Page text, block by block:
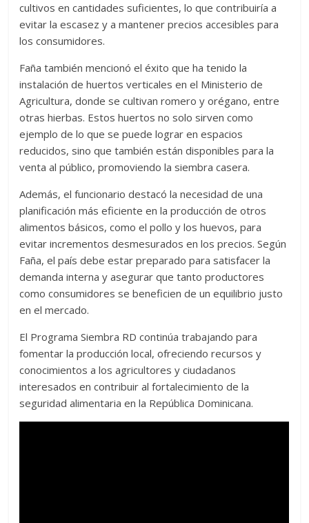
cultivos en cantidades suficientes, lo que contribuiría a
evitar la escasez y a mantener precios accesibles para
los consumidores.
Faña también mencionó el éxito que ha tenido la
instalación de huertos verticales en el Ministerio de
Agricultura, donde se cultivan romero y orégano, entre
otras hierbas. Estos huertos no solo sirven como
ejemplo de lo que se puede lograr en espacios
reducidos, sino que también están disponibles para la
venta al público, promoviendo la siembra casera.
Además, el funcionario destacó la necesidad de una
planificación más eficiente en la producción de otros
alimentos básicos, como el pollo y los huevos, para
evitar incrementos desmesurados en los precios. Según
Faña, el país debe estar preparado para satisfacer la
demanda interna y asegurar que tanto productores
como consumidores se beneficien de un equilibrio justo
en el mercado.
El Programa Siembra RD continúa trabajando para
fomentar la producción local, ofreciendo recursos y
conocimientos a los agricultores y ciudadanos
interesados en contribuir al fortalecimiento de la
seguridad alimentaria en la República Dominicana.